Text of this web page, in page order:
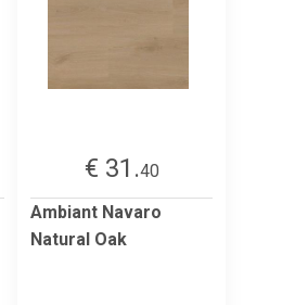
€ 31.40
Ambiant Navaro
Natural Oak